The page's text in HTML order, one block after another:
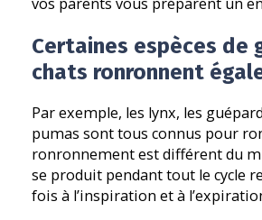
Certaines espèces de
chats ronronnent
Par exemple, les lynx, les
pumas sont tous connus pour
ronronnement est différent du
se produit pendant tout le cycle
fois à l’inspiration et à